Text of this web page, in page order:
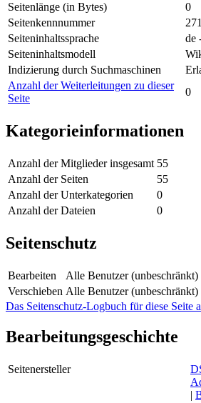
Seitenlänge (in Bytes)
0
Seitenkennnummer
Seiteninhaltssprache
de
Seiteninhaltsmodell
Indizierung durch Suchmaschinen
Anzahl der Weiterleitungen zu dieser
Seite
0
Kategorieinformationen
Anzahl der Mitglieder insgesamt 55
Anzahl der Seiten
55
Anzahl der Unterkategorien
0
Anzahl der Dateien
0
Seitenschutz
Bearbeiten
Alle Benutzer (unbeschränkt)
Verschieben Alle Benutzer (unbeschränkt)
Das Seitenschutz-Logbuch für diese Seite
Bearbeitungsgeschichte
Seitenersteller
|